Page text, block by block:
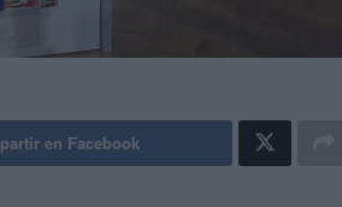
en Facebook